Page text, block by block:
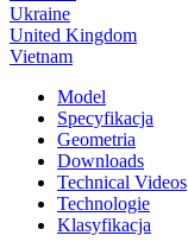
Ukraine
United Kingdom
Vietnam
Model
Specyfikacja
Geometria
Downloads
Technical Videos
Technologie
Klasyfikacja